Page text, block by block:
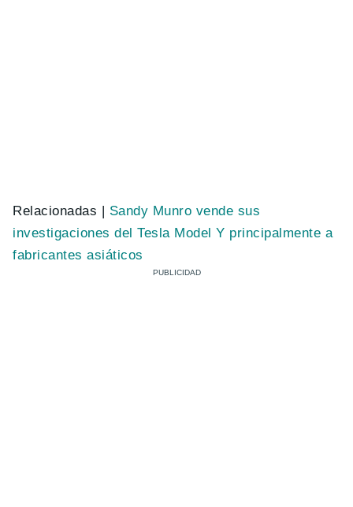
Relacionadas | Sandy Munro vende sus
investigaciones del Tesla Model Y principalmente a
fabricantes asiáticos